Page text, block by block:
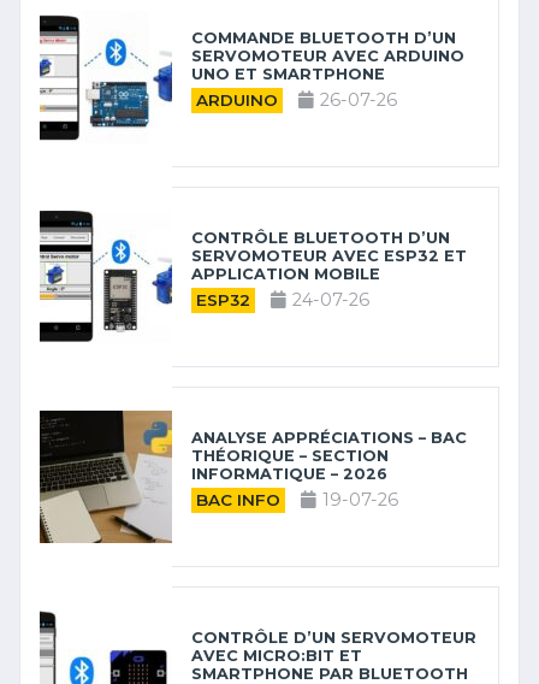
COMMANDE BLUETOOTH D’UN
SERVOMOTEUR AVEC ARDUINO
UNO ET SMARTPHONE
ARDUINO 26-07-26
CONTRÔLE BLUETOOTH D’UN
SERVOMOTEUR AVEC ESP32 ET
APPLICATION MOBILE
ESP32 24-07-26
ANALYSE APPRÉCIATIONS – BAC
THÉORIQUE – SECTION
INFORMATIQUE – 2026
BAC INFO 19-07-26
CONTRÔLE D’UN SERVOMOTEUR
AVEC MICRO:BIT ET
SMARTPHONE PAR BLUETOOTH